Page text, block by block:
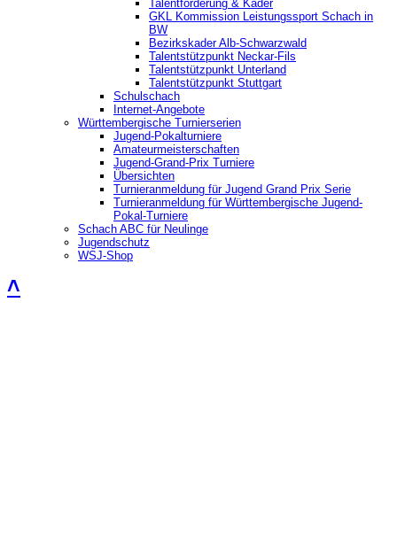
Talentförderung & Kader
GKL Kommission Leistungssport Schach in
BW
Bezirkskader Alb-Schwarzwald
Talentstützpunkt Neckar-Fils
Talentstützpunkt Unterland
Talentstützpunkt Stuttgart
Schulschach
Internet-Angebote
Württembergische Turnierserien
Jugend-Pokalturniere
Amateurmeisterschaften
Jugend-Grand-Prix Turniere
Übersichten
Turnieranmeldung für Jugend Grand Prix Serie
Turnieranmeldung für Württembergische Jugend-
Pokal-Turniere
Schach ABC für Neulinge
Jugendschutz
WSJ-Shop
˄